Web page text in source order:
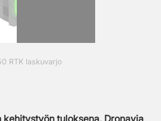
RTK laskuvarjo
tuloksena, Dronavia